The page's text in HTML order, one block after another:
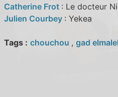
Catherine Frot : Le docteur
Julien Courbey : Yekea
Tags : chouchou , gad